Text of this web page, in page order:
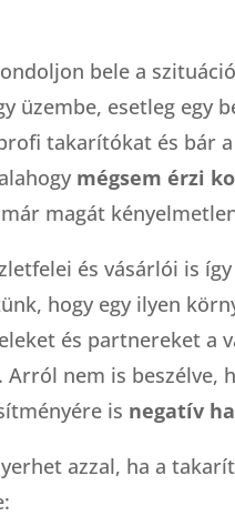
bele a
üzembe, esetleg egy
takarítókat és bár
mégsem érzi
magát
és vásárlói is
hogy egy ilyen
és partnereket a
nem is beszélve,
is negatív
azzal, ha a